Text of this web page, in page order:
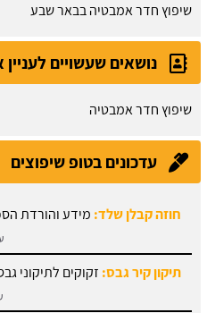
שיפוץ חדר אמבטיה בבאר שבע
נושאים שעשויים
שיפוץ חדר אמבטיה
עדכונים בטופ שיפוצים
חוזה קבלן שלד: מידע והורדת
תיקון קיר גבס: זקוקים לתיקוני